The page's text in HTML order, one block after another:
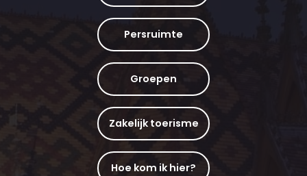
Persruimte
Groepen
Zakelijk toerisme
Hoe kom ik hier?